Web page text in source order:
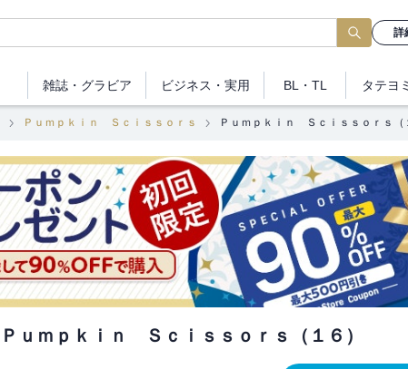
詳
雑誌・ グラビア ビジネス ・実用 BL・TL タテヨミ
Ｐｕｍｐｋｉｎ Ｓｃｉｓｓｏｒｓ Ｐｕｍｐｋｉｎ Ｓｃｉｓｓｏｒｓ（
Ｐｕｍｐｋｉｎ Ｓｃｉｓｓｏｒｓ（１６）